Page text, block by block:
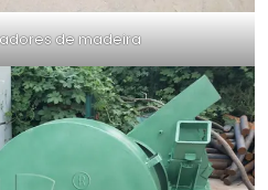
de madeira